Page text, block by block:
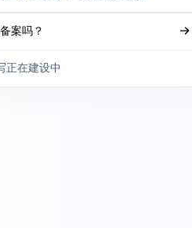
案吗？
正在建设中